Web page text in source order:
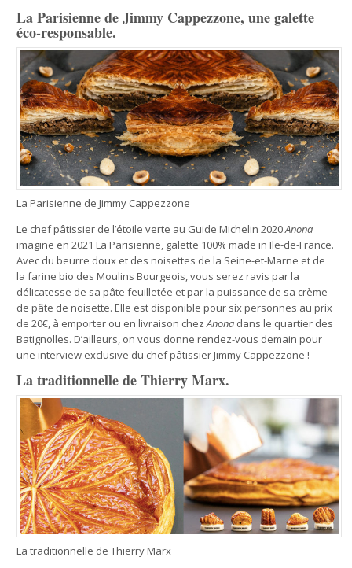
La Parisienne de Jimmy Cappezzone, une galette
éco-responsable.
La Parisienne de Jimmy Cappezzone
Le chef pâtissier de l’étoile verte au Guide Michelin 2020Anona
imagine en 2021 La Parisienne, galette 100% made in Ile-de-France.
Avec du beurre doux et des noisettes de la Seine-et-Marne et de
la farine bio des Moulins Bourgeois, vous serez ravis par la
délicatesse de sa pâte feuilletée et par la puissance de sa crème
de pâte de noisette. Elle est disponible pour six personnes au prix
de 20€, à emporter ou en livraison chezAnona dans le quartier des
Batignolles. D’ailleurs, on vous donne rendez-vous demain pour
une interview exclusive du chef pâtissier Jimmy Cappezzone !
La traditionnelle de Thierry Marx.
La traditionnelle de Thierry Marx